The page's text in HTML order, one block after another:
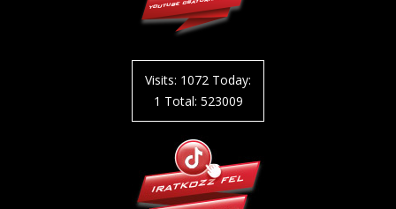
Visits: 1072 Today:
1 Total: 523009